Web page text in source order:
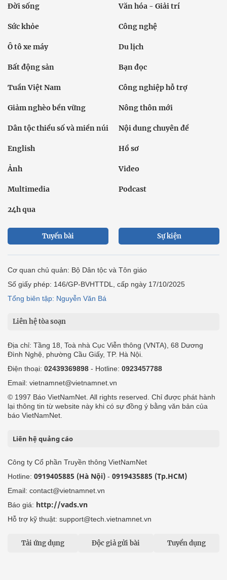
Đời sống Văn hóa - Giải trí
Sức khỏe Công nghệ
Ô tô xe máy Du lịch
Bất động sản Bạn đọc
Tuần Việt Nam Công nghiệp hỗ trợ
Giảm nghèo bền vững Nông thôn mới
Dân tộc thiểu số và miền núi Nội dung chuyên đề
English Hồ sơ
Ảnh Video
Multimedia Podcast
24h qua
Tuyến bài Sự kiện
Cơ quan chủ quản: Bộ Dân tộc và Tôn giáo
Số giấy phép: 146/GP-BVHTTDL, cấp ngày 17/10/2025
Tổng biên tập: Nguyễn Văn Bá
Liên hệ tòa soạn
Địa chỉ: Tầng 18, Toà nhà Cục Viễn thông (VNTA), 68 Dương
Đình Nghệ, phường Cầu Giấy, TP. Hà Nội.
Điện thoại: 02439369898 - Hotline: 0923457788
Email: vietnamnet@vietnamnet.vn
© 1997 Báo VietNamNet. All rights reserved. Chỉ được phát hành
lại thông tin từ website này khi có sự đồng ý bằng văn bản của
báo VietNamNet.
Liên hệ quảng cáo
Công ty Cổ phần Truyền thông VietNamNet
Hotline: 0919405885 (Hà Nội) - 0919435885 (Tp.HCM)
Email: contact@vietnamnet.vn
Báo giá: http://vads.vn
Hỗ trợ kỹ thuật: support@tech.vietnamnet.vn
Tải ứng dụng Độc giả gửi bài Tuyển dụng